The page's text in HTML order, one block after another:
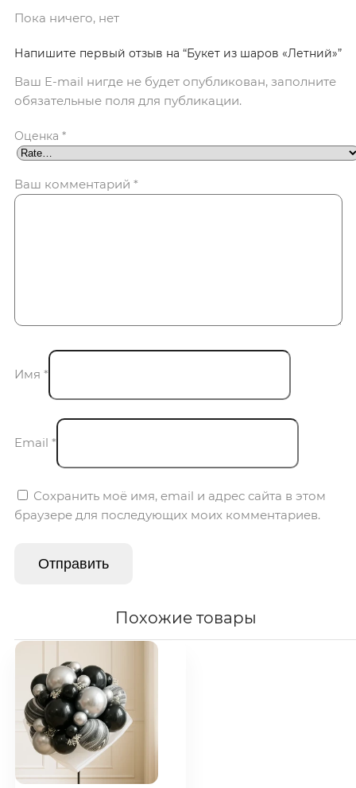
Пока ничего, нет
Напишите первый отзыв на “Букет из шаров «Летний»”
Ваш E-mail нигде не будет опубликован, заполните
обязательные поля для публикации.
Оценка *
Ваш комментарий *
Имя *
Email *
Сохранить моё имя, email и адрес сайта в этом
браузере для последующих моих комментариев.
Похожие товары